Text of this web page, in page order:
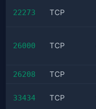
22273 TCP
26000 TCP
26208 TCP
33434 TCP